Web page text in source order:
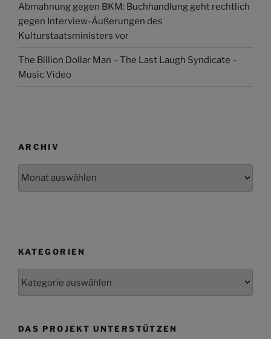
Abmahnung gegen BKM: Buchhandlung geht rechtlich
gegen Interview-Äußerungen des
Kulturstaatsministers vor
The Billion Dollar Man – The Last Laugh Syndicate –
Music Video
ARCHIV
KATEGORIEN
DAS PROJEKT UNTERSTÜTZEN